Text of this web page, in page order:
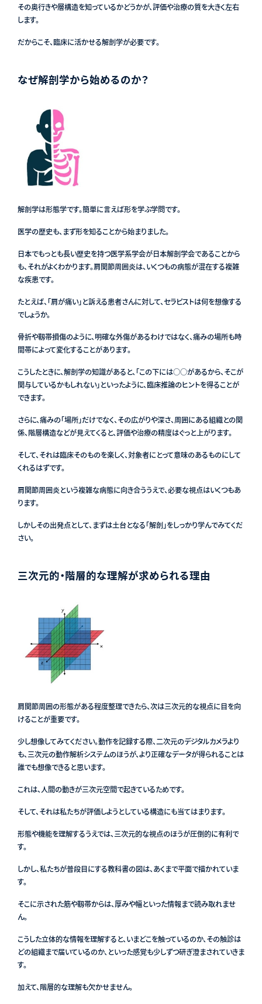
その奥行きや層構造を知っているかどうかが、評価や治療の質を大きく左右
します。
だからこそ、臨床に活かせる解剖学が必要です。
なぜ解剖学から始めるのか？
解剖学は形態学です。簡単に言えば形を学ぶ学問です。
医学の歴史も、まず形を知ることから始まりました。
日本でもっとも長い歴史を持つ医学系学会が日本解剖学会であることから
も、それがよくわかります。肩関節周囲炎は、いくつもの病態が混在する複雑
な疾患です。
たとえば、「肩が痛い」と訴える患者さんに対して、セラピストは何を想像する
でしょうか。
骨折や靱帯損傷のように、明確な外傷があるわけではなく、痛みの場所も時
間帯によって変化することがあります。
こうしたときに、解剖学の知識があると、「この下には○○があるから、そこが
関与しているかもしれない」といったように、臨床推論のヒントを得ることが
できます。
さらに、痛みの「場所」だけでなく、その広がりや深さ、周囲にある組織との関
係、階層構造などが見えてくると、評価や治療の精度はぐっと上がります。
そして、それは臨床そのものを楽しく、対象者にとって意味のあるものにして
くれるはずです。
肩関節周囲炎という複雑な病態に向き合ううえで、必要な視点はいくつもあ
ります。
しかしその出発点として、まずは土台となる「解剖」をしっかり学んでみてくだ
さい。
三次元的・階層的な理解が求められる理由
肩関節周囲の形態がある程度整理できたら、次は三次元的な視点に目を向
けることが重要です。
少し想像してみてください。動作を記録する際、二次元のデジタルカメラより
も、三次元の動作解析システムのほうが、より正確なデータが得られることは
誰でも想像できると思います。
これは、人間の動きが三次元空間で起きているためです。
そして、それは私たちが評価しようとしている構造にも当てはまります。
形態や機能を理解するうえでは、三次元的な視点のほうが圧倒的に有利で
す。
しかし、私たちが普段目にする教科書の図は、あくまで平面で描かれていま
す。
そこに示された筋や靱帯からは、厚みや幅といった情報まで読み取れませ
ん。
こうした立体的な情報を理解すると、いまどこを触っているのか、その触診は
どの組織まで届いているのか、といった感覚も少しずつ研ぎ澄まされていきま
す。
加えて、階層的な理解も欠かせません。